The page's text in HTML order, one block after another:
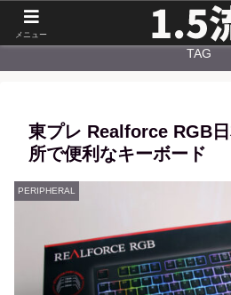
TAG
東プレ Realforce RGB
所で便利なキーボード
PERIPHERAL
メニュー